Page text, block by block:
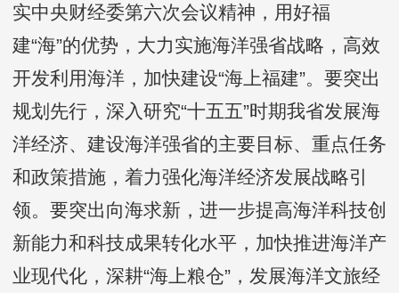
实中央财经委第六次会议精神，用好福
建“海”的优势，大力实施海洋强省战略，高效
开发利用海洋，加快建设“海上福建”。要突出
规划先行，深入研究“十五五”时期我省发展海
洋经济、建设海洋强省的主要目标、重点任务
和政策措施，着力强化海洋经济发展战略引
领。要突出向海求新，进一步提高海洋科技创
新能力和科技成果转化水平，加快推进海洋产
业现代化，深耕“海上粮仓”，发展海洋文旅经